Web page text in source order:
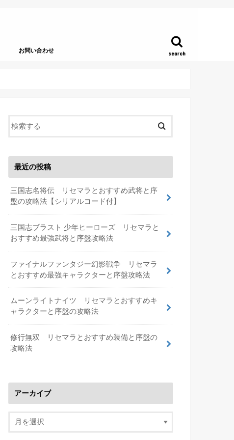
search
お問い合わせ
最近の投稿
三国志名将伝 リセマラとおすすめ武将と序
盤の攻略法【シリアルコード付】
三国志ブラスト 少年ヒーローズ リセマラと
おすすめ最強武将と序盤攻略法
ファイナルファンタジー幻影戦争 リセマラ
とおすすめ最強キャラクターと序盤攻略法
ムーンライトナイツ リセマラとおすすめキ
ャラクターと序盤の攻略法
修行無双 リセマラとおすすめ装備と序盤の
攻略法
アーカイブ